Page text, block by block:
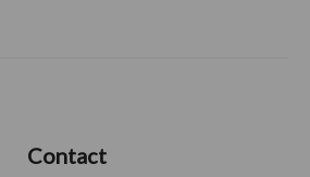
Contact